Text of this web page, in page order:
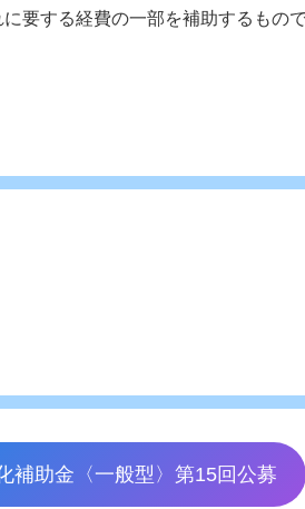
要する経費の一部を補助するもので
補助金〈一般型〉第15回公募